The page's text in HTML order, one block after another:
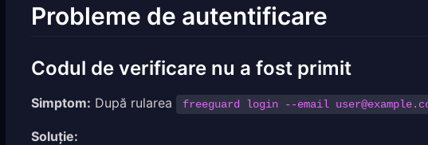
Probleme de autentificare
Codul de verificare nu a fost primit
Simptom: După rularea freeguard login --email
Soluție: